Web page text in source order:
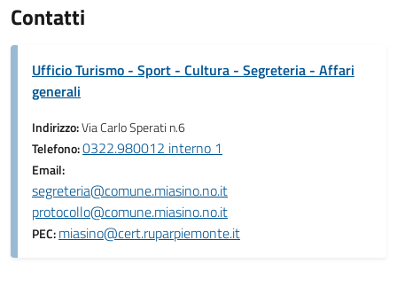
Contatti
Ufficio Turismo - Sport - Cultura - Segreteria - Affari
generali
Indirizzo:Via Carlo Sperati n.6
Telefono:0322.980012 interno 1
Email:
segreteria@comune.miasino.no.it
protocollo@comune.miasino.no.it
PEC:miasino@cert.ruparpiemonte.it